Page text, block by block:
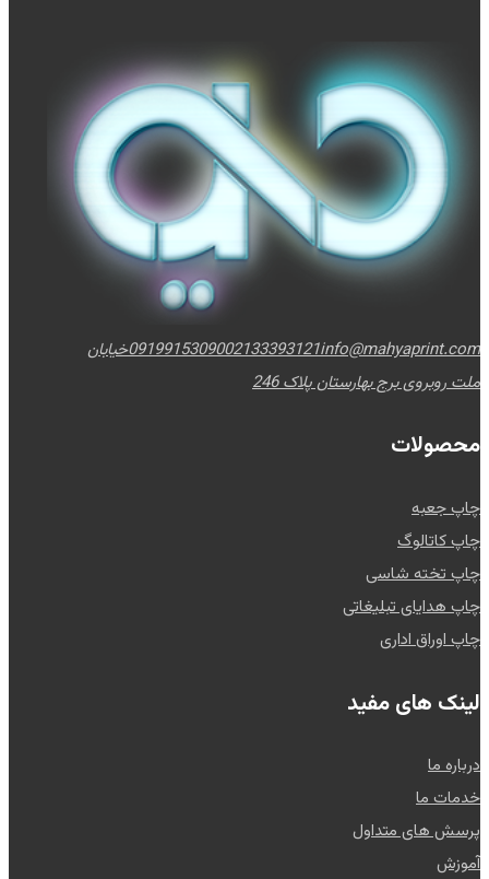
0919915309002133393121info@mahyaprint.com
خیابان
ملت روبروی برج بهارستان پلاک 246
محصولات
چاپ جعبه
چاپ کاتالوگ
چاپ تخته شاسی
چاپ هدایای تبلیغاتی
چاپ اوراق اداری
لینک های مفید
درباره ما
خدمات ما
پرسش های متداول
آموزش